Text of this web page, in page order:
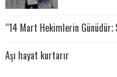
“14 Mart Hekimlerin Günüdür;
Aşı hayat kurtarır